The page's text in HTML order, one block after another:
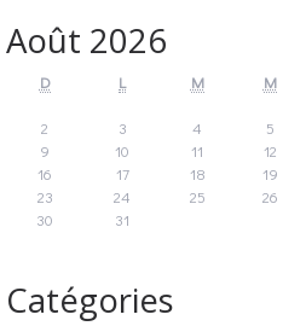
Août 2026
D L M M
2
3 4 5
9
10 11 12
16
17 18 19
23
24 25 26
30
31
Catégories